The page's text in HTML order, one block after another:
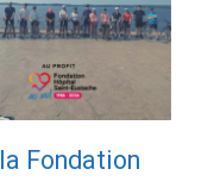
Fondation